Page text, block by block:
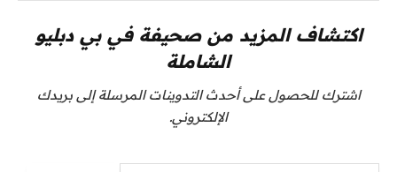
اكتشاف المزيد من صحيفة في بي دبليو
الشاملة
اشترك للحصول على أحدث التدوينات المرسلة إلى بريدك
الإلكتروني.
كتابة بريدك الإلكتروني...